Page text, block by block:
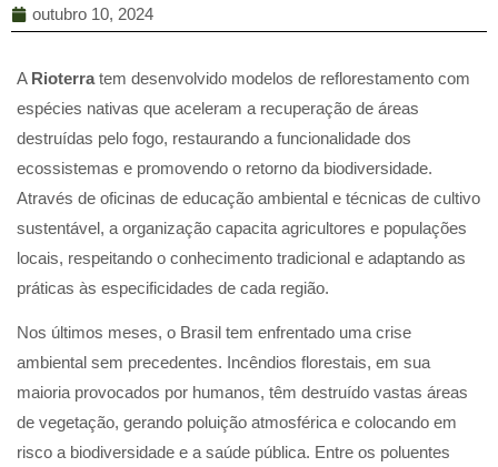
outubro 10, 2024
A Rioterratem desenvolvido modelos de reflorestamento com
espécies nativas que aceleram a recuperação de áreas
destruídas pelo fogo, restaurando a funcionalidade dos
ecossistemas e promovendo o retorno da biodiversidade.
Através de oficinas de educação ambiental e técnicas de cultivo
sustentável, a organização capacita agricultores e populações
locais, respeitando o conhecimento tradicional e adaptando as
práticas às especificidades de cada região.
Nos últimos meses, o Brasil tem enfrentado uma crise
ambiental sem precedentes. Incêndios florestais, em sua
maioria provocados por humanos, têm destruído vastas áreas
de vegetação, gerando poluição atmosférica e colocando em
risco a biodiversidade e a saúde pública. Entre os poluentes